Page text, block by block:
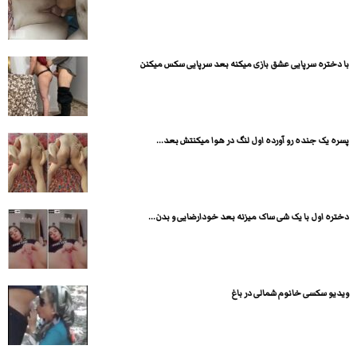
با دختره سرپایی عشق بازی میکنه بعد سرپایی سکس میکنن
پسره یک جنده رو آورده اول لنگ در هوا میکنتش بعد...
دختره اول با یک شی ساک میزنه بعد خودارضایی و بدن...
ویدیو سکسی خانوم شمالی در باغ